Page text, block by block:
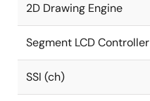
2D Drawing Engine
Segment LCD Controller
SSI (ch)